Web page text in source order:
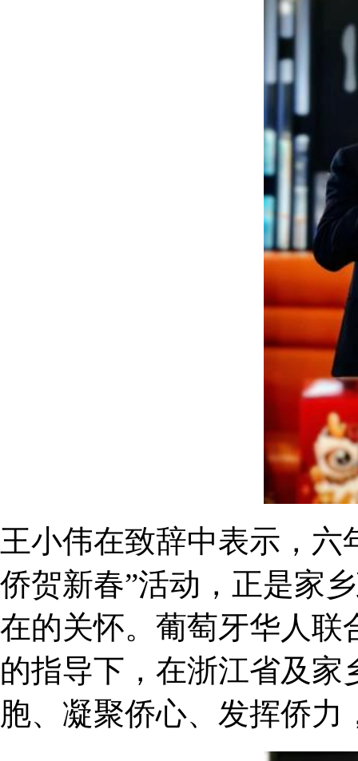
王小伟在致辞中表示，六
侨贺新春”活动，正是家
在的关怀。葡萄牙华人联
的指导下，在浙江省及
胞、凝聚侨心、发挥侨